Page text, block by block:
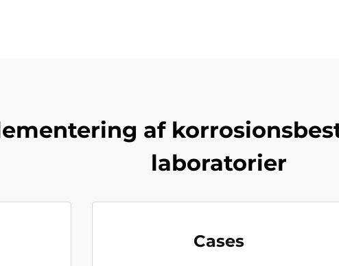
af
laboratorier
Cases